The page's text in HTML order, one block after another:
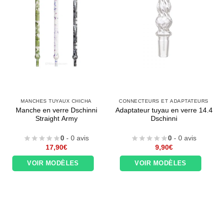
MANCHES TUYAUX CHICHA
Manche en verre Dschinni
Straight Army
0 - 0 avis
17,90€
VOIR MODÈLES
CONNECTEURS ET ADAPTATEURS
Adaptateur tuyau en verre 14.4
Dschinni
0 - 0 avis
9,90€
VOIR MODÈLES